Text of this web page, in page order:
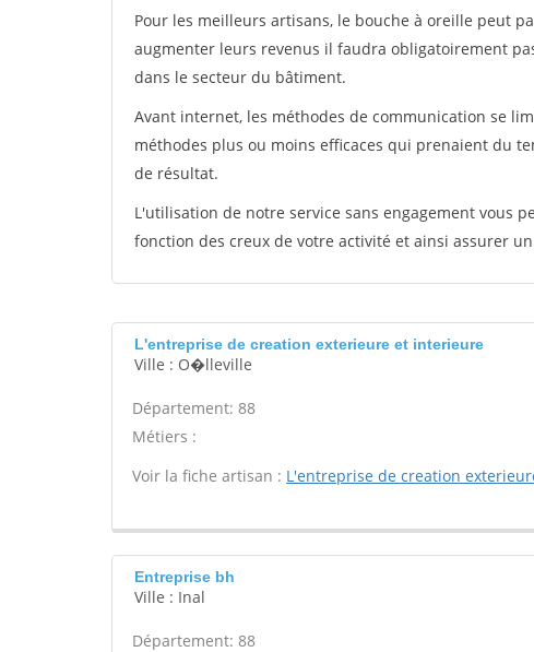
Pour les meilleurs artisans, le bouche à oreille peut
augmenter leurs revenus il faudra obligatoirement
dans le secteur du bâtiment.
Avant internet, les méthodes de communication se
méthodes plus ou moins efficaces qui prenaient du
de résultat.
L'utilisation de notre service sans engagement vous
fonction des creux de votre activité et ainsi assurer
L'entreprise de creation exterieure et interieure
Ville : O�lleville
Département: 88
Métiers :
Voir la fiche artisan : L'entreprise de creation
Entreprise bh
Ville : Inal
Département: 88